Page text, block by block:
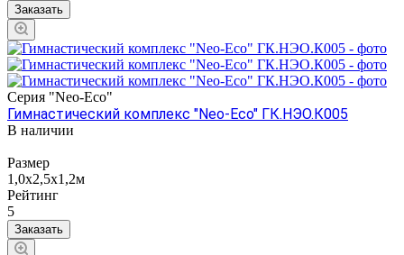
Заказать
Серия "Neo-Eco"
Гимнастический комплекс "Neo-Eco" ГК.НЭО.К005
В наличии
Размер
1,0х2,5х1,2м
Рейтинг
5
Заказать